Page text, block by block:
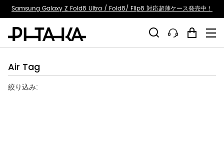
Samsung Galaxy Z Fold8 Ultra / Fold8/ Flip8 対応超薄ケース発売中！
Air Tag
絞り込み: